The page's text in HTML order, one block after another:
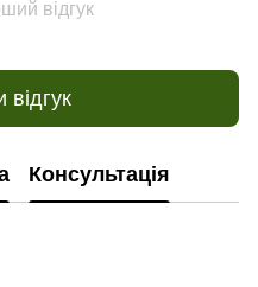
відгук
відгук
Консультація